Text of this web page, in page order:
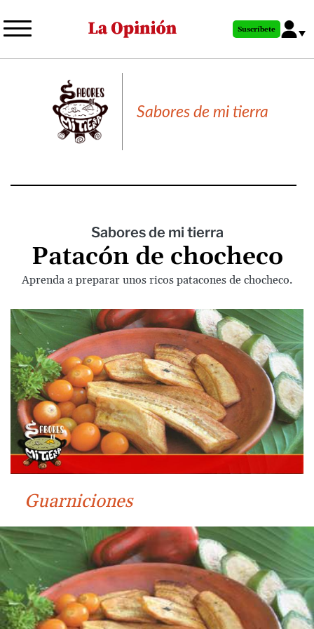
al
principal
Suscríbete
Sabores de mi tierra
Sabores de mi tierra
Patacón de chocheco
Aprenda a preparar unos ricos patacones de chocheco.
Guarniciones